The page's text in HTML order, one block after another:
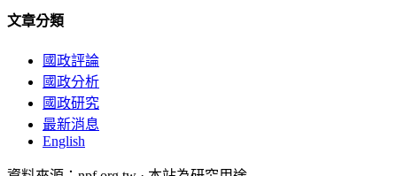
文章分類
國政評論
國政分析
國政研究
最新消息
English